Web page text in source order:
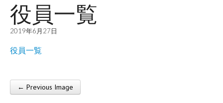
会
福
祉
役員一覧
2019年6月27日
役員一覧
Post navigation
← Previous Image